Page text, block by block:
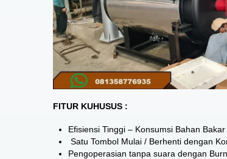
FITUR KUHUSUS :
Efisiensi Tinggi – Konsumsi Bahan Bakar
Satu Tombol Mulai / Berhenti dengan
Pengoperasian tanpa suara dengan